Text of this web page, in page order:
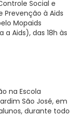
Social e
Prevenção à Aids
Mopaids
Aids), das 18h às
na Escola
São José, em
durante todo